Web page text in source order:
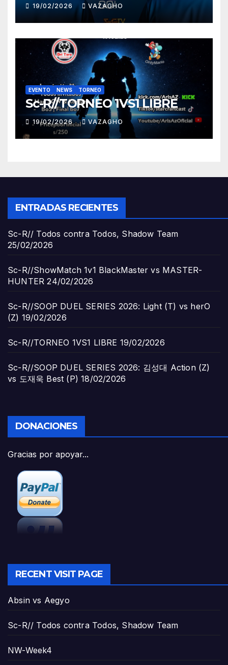
19/02/2026 VAZAGHO
EVENTO NEWS TORNEO
Sc-R//TORNEO 1VS1 LIBRE
19/02/2026 VAZAGHO
ENTRADAS RECIENTES
Sc-R// Todos contra Todos, Shadow Team
25/02/2026
Sc-R//ShowMatch 1v1 BlackMaster vs MASTER-
HUNTER 24/02/2026
Sc-R//SOOP DUEL SERIES 2026: Light (T) vs herO
(Z) 19/02/2026
Sc-R//TORNEO 1VS1 LIBRE 19/02/2026
Sc-R//SOOP DUEL SERIES 2026: 김성대 Action (Z)
vs 도재욱 Best (P) 18/02/2026
DONACIONES
Gracias por apoyar...
RECENT VISIT PAGE
Absin vs Aegyo
Sc-R// Todos contra Todos, Shadow Team
NW-Week4